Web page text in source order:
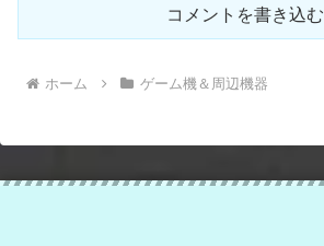
コメントを書き込む
ホーム ゲーム機＆周辺機器